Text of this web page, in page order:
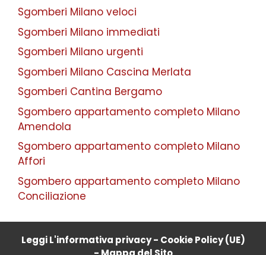
Sgomberi Milano veloci
Sgomberi Milano immediati
Sgomberi Milano urgenti
Sgomberi Milano Cascina Merlata
Sgomberi Cantina Bergamo
Sgombero appartamento completo Milano
Amendola
Sgombero appartamento completo Milano
Affori
Sgombero appartamento completo Milano
Conciliazione
Leggi L'informativa privacy- Cookie Policy (UE)